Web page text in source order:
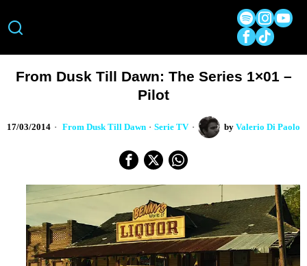
From Dusk Till Dawn: The Series 1×01 –
Pilot
17/03/2014 From Dusk Till Dawn · Serie TV by Valerio Di Paolo